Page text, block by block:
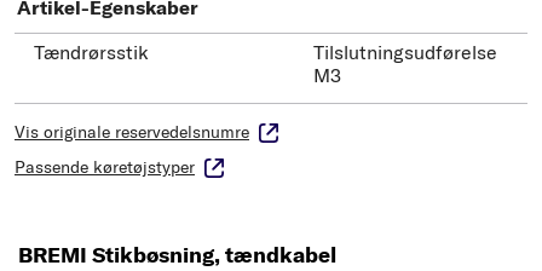
Artikel-Egenskaber
Tændrørsstik
Tilslutningsudførelse
M3
Vis originale reservedelsnumre
Passende køretøjstyper
BREMI Stikbøsning, tændkabel